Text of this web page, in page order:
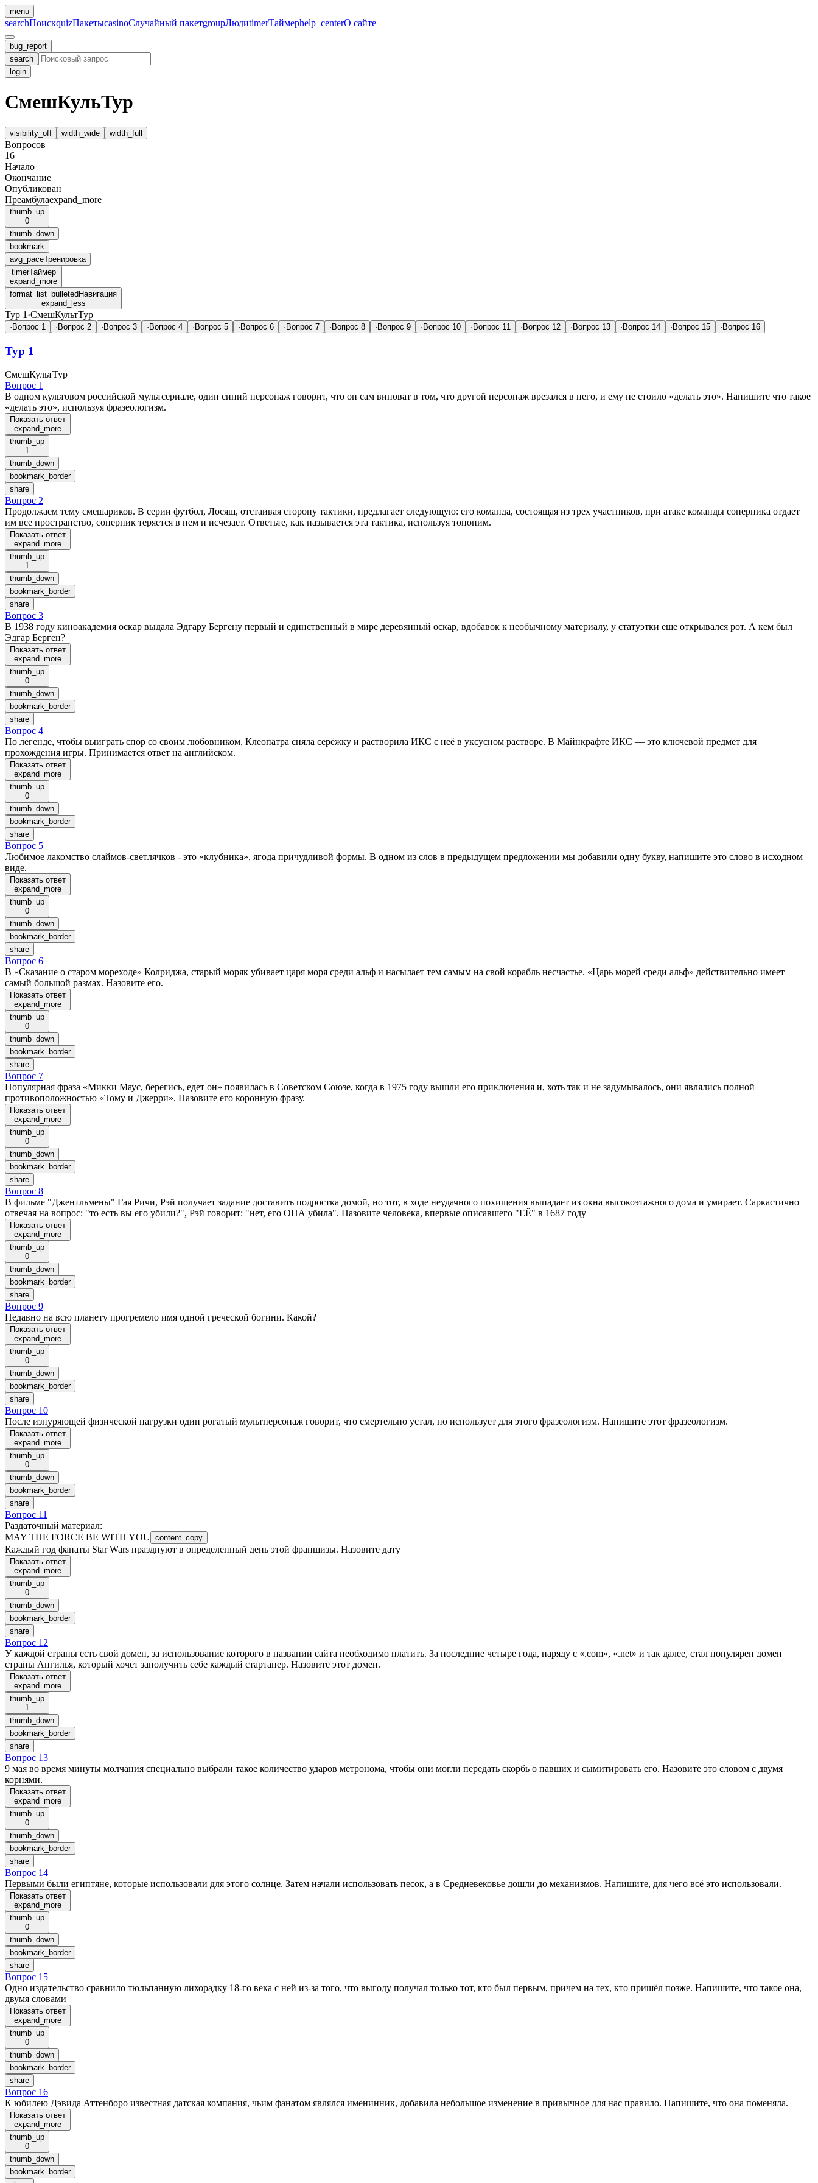
menu
searchПоискquizПакетыcasinoСлучайный пакетgroupЛюдиtimerТаймерhelp_centerО сайте
bug_report
search
login
СмешКульТур
visibility_off width_wide width_full
Вопросов
16
Начало
Окончание
Опубликован
Преамбулаexpand_more
thumb_up
0
thumb_down
bookmark
avg_paceТренировка
timerТаймер
expand_more
format_list_bulleted Навигация
expand_less
Тур 1 ·СмешКультТур
· Вопрос 1 · Вопрос 2 · Вопрос 3 · Вопрос 4 · Вопрос 5 · Вопрос 6 · Вопрос 7 · Вопрос 8 · Вопрос 9 · Вопрос 10 · Вопрос 11 · Вопрос 12 · Вопрос 13 · Вопрос 14 · Вопрос 15 · Вопрос 16
Тур 1
СмешКультТур
Вопрос 1
В одном культовом российской мультсериале, один синий персонаж говорит, что он сам виноват в том, что другой персонаж врезался в него, и ему не стоило «делать это». Напишите что такое
«делать это», используя фразеологизм.
Показать ответ
expand_more
thumb_up
1
thumb_down
bookmark_border
share
Вопрос 2
Продолжаем тему смешариков. В серии футбол, Лосяш, отстаивая сторону тактики, предлагает следующую: его команда, состоящая из трех участников, при атаке команды соперника отдает
им все пространство, соперник теряется в нем и исчезает. Ответьте, как называется эта тактика, используя топоним.
Показать ответ
expand_more
thumb_up
1
thumb_down
bookmark_border
share
Вопрос 3
В 1938 году киноакадемия оскар выдала Эдгару Бергену первый и единственный в мире деревянный оскар, вдобавок к необычному материалу, у статуэтки еще открывался рот. А кем был
Эдгар Берген?
Показать ответ
expand_more
thumb_up
0
thumb_down
bookmark_border
share
Вопрос 4
По легенде, чтобы выиграть спор со своим любовником, Клеопатра сняла серёжку и растворила ИКС с неё в уксусном растворе. В Майнкрафте ИКС — это ключевой предмет для
прохождения игры. Принимается ответ на английском.
Показать ответ
expand_more
thumb_up
0
thumb_down
bookmark_border
share
Вопрос 5
Любимое лакомство слаймов-светлячков - это «клубника», ягода причудливой формы. В одном из слов в предыдущем предложении мы добавили одну букву, напишите это слово в исходном
виде.
Показать ответ
expand_more
thumb_up
0
thumb_down
bookmark_border
share
Вопрос 6
В «Сказание о старом мореходе» Колриджа, старый моряк убивает царя моря среди альф и насылает тем самым на свой корабль несчастье. «Царь морей среди альф» действительно имеет
самый большой размах. Назовите его.
Показать ответ
expand_more
thumb_up
0
thumb_down
bookmark_border
share
Вопрос 7
Популярная фраза «Микки Маус, берегись, едет он» появилась в Советском Союзе, когда в 1975 году вышли его приключения и, хоть так и не задумывалось, они являлись полной
противоположностью «Тому и Джерри». Назовите его коронную фразу.
Показать ответ
expand_more
thumb_up
0
thumb_down
bookmark_border
share
Вопрос 8
В фильме "Джентльмены" Гая Ричи, Рэй получает задание доставить подростка домой, но тот, в ходе неудачного похищения выпадает из окна высокоэтажного дома и умирает. Саркастично
отвечая на вопрос: "то есть вы его убили?", Рэй говорит: "нет, его ОНА убила". Назовите человека, впервые описавшего "ЕЁ" в 1687 году
Показать ответ
expand_more
thumb_up
0
thumb_down
bookmark_border
share
Вопрос 9
Недавно на всю планету прогремело имя одной греческой богини. Какой?
Показать ответ
expand_more
thumb_up
0
thumb_down
bookmark_border
share
Вопрос 10
После изнуряющей физической нагрузки один рогатый мультперсонаж говорит, что смертельно устал, но использует для этого фразеологизм. Напишите этот фразеологизм.
Показать ответ
expand_more
thumb_up
0
thumb_down
bookmark_border
share
Вопрос 11
Раздаточный материал:
MAY THE FORCE BE WITH YOU content_copy
Каждый год фанаты Star Wars празднуют в определенный день этой франшизы. Назовите дату
Показать ответ
expand_more
thumb_up
0
thumb_down
bookmark_border
share
Вопрос 12
У каждой страны есть свой домен, за использование которого в названии сайта необходимо платить. За последние четыре года, наряду с «.com», «.net» и так далее, стал популярен домен
страны Ангилья, который хочет заполучить себе каждый стартапер. Назовите этот домен.
Показать ответ
expand_more
thumb_up
1
thumb_down
bookmark_border
share
Вопрос 13
9 мая во время минуты молчания специально выбрали такое количество ударов метронома, чтобы они могли передать скорбь о павших и сымитировать его. Назовите это словом с двумя
корнями.
Показать ответ
expand_more
thumb_up
0
thumb_down
bookmark_border
share
Вопрос 14
Первыми были египтяне, которые использовали для этого солнце. Затем начали использовать песок, а в Средневековье дошли до механизмов. Напишите, для чего всё это использовали.
Показать ответ
expand_more
thumb_up
0
thumb_down
bookmark_border
share
Вопрос 15
Одно издательство сравнило тюльпанную лихорадку 18-го века с ней из-за того, что выгоду получал только тот, кто был первым, причем на тех, кто пришёл позже. Напишите, что такое она,
двумя словами
Показать ответ
expand_more
thumb_up
0
thumb_down
bookmark_border
share
Вопрос 16
К юбилею Дэвида Аттенборо известная датская компания, чьим фанатом являлся именинник, добавила небольшое изменение в привычное для нас правило. Напишите, что она поменяла.
Показать ответ
expand_more
thumb_up
0
thumb_down
bookmark_border